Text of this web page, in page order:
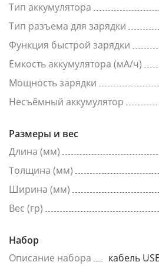
Тип аккумулятора
Тип разъема для зарядки
Функция быстрой зарядки
Емкость аккумулятора (мА/ч)
Мощность зарядки
Несъёмный аккумулятор
Размеры и вес
Длина (мм)
Толщина (мм)
Ширина (мм)
Вес (гр)
Набор
Описание набора
кабель